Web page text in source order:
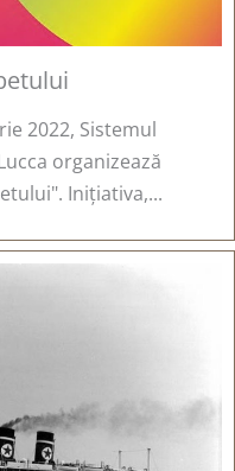
2022, Sistemul
organizează
Inițiativa,...